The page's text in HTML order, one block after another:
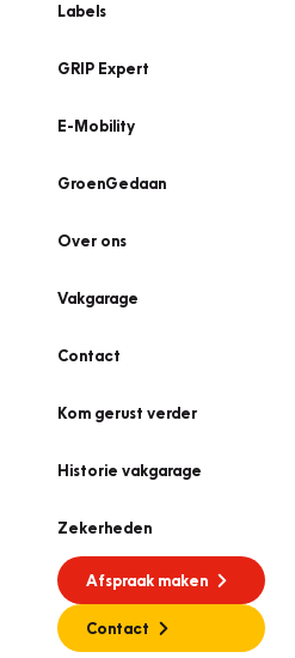
Labels
GRIP Expert
E-Mobility
GroenGedaan
Over ons
Vakgarage
Contact
Kom gerust verder
Historie vakgarage
Zekerheden
Afspraak maken
Contact